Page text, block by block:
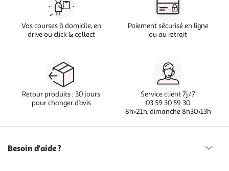
Vos courses à domicile, en
drive ou click & collect
Paiement sécurisé en ligne
ou au retrait
Retour produits : 30 jours
pour changer d’avis
Service client 7j/7
03 59 30 59 30
8h>21h, dimanche 8h30>13h
Besoin d'aide ?